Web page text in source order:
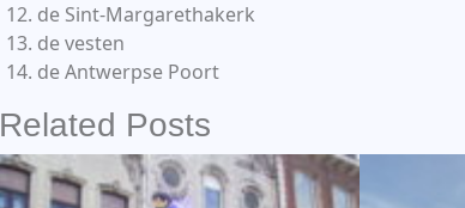
de Sint-Margarethakerk
de vesten
de Antwerpse Poort
Related Posts